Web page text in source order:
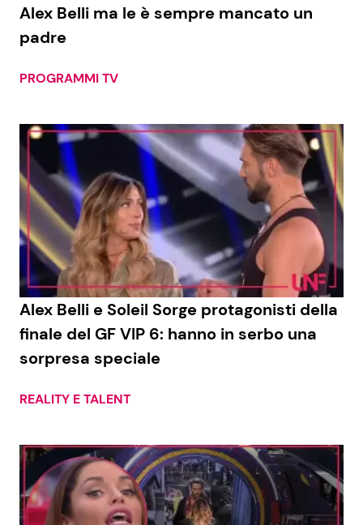
Info
Chi siamo
Disclaimer e Privacy
Redazione
Contattaci
Pubblicità
Privacy Policy
Alex Belli ma le è sempre mancato un
padre
PROGRAMMI TV
Alex Belli e Soleil Sorge protagonisti della
finale del GF VIP 6: hanno in serbo una
sorpresa speciale
REALITY E TALENT